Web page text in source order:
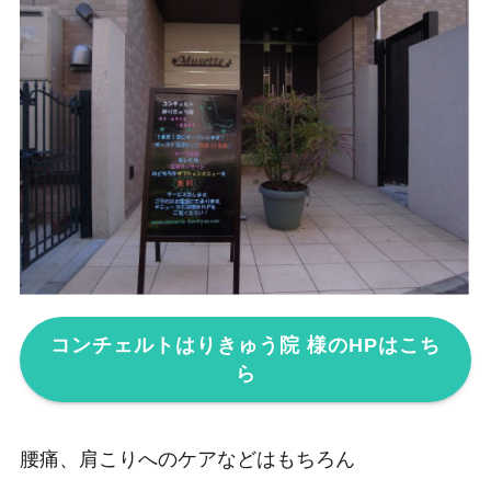
コンチェルトはりきゅう院 様のHPはこち
ら
腰痛、肩こりへのケアなどはもちろん